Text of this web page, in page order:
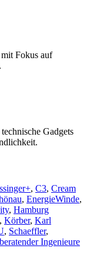
Fokus auf
Gadgets
, C3, Cream
, EnergieWinde,
, Hamburg
, Körber, Karl
, Schaeffler,
Ingenieure